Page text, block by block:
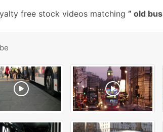
free stock videos matching old bus